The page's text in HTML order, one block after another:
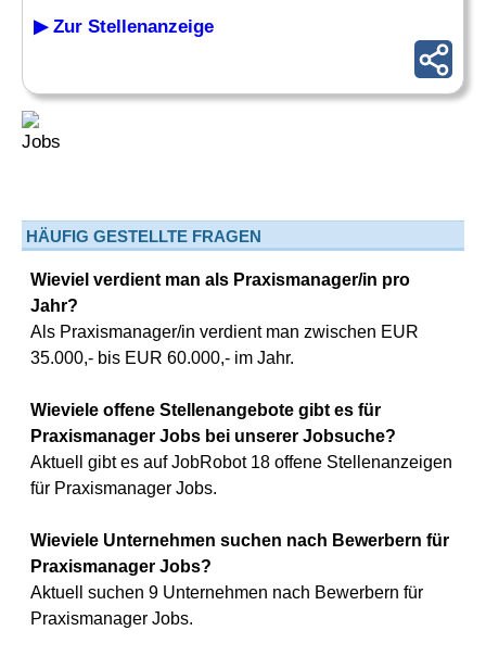
▶ Zur Stellenanzeige
HÄUFIG GESTELLTE FRAGEN
Wieviel verdient man als Praxismanager/in pro
Jahr?
Als Praxismanager/in verdient man zwischen EUR
35.000,- bis EUR 60.000,- im Jahr.
Wieviele offene Stellenangebote gibt es für
Praxismanager Jobs bei unserer Jobsuche?
Aktuell gibt es auf JobRobot 18 offene Stellenanzeigen
für Praxismanager Jobs.
Wieviele Unternehmen suchen nach Bewerbern für
Praxismanager Jobs?
Aktuell suchen 9 Unternehmen nach Bewerbern für
Praxismanager Jobs.